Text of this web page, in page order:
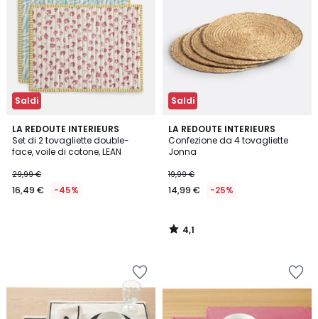
Saldi
LA REDOUTE INTERIEURS
Set di 2 tovagliette double-
face, voile di cotone, LEAN
29,99 €
16,49 € -45%
Saldi
LA REDOUTE INTERIEURS
Confezione da 4 tovagliette
Jonna
19,99 €
14,99 € -25%
4,1
/ 5
4,1
/